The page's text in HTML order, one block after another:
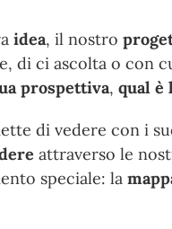
idea, il nostro
di ci ascolta o con
prospettiva, qual è
di vedere con i
attraverso le
speciale: la